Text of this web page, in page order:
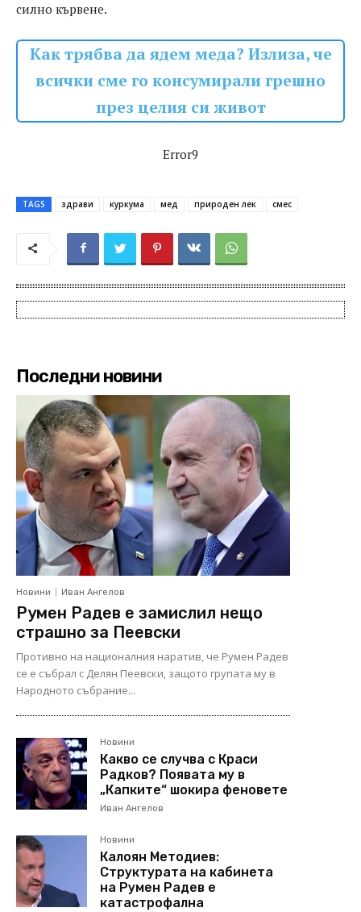
силно кървене.
Как трябва да ядем меда? Излиза, че
всички сме го консумирали грешно
през целия си живот
Error9
TAGS здрави куркума мед природен лек смес
Последни новини
Новини Иван Ангелов
Румен Радев е замислил нещо
страшно за Пеевски
Противно на националния наратив, че Румен Радев
се е събрал с Делян Пеевски, защото групата му в
Народното събрание...
Новини
Какво се случва с Краси
Радков? Появата му в
„Капките“ шокира феновете
Иван Ангелов
Новини
Калоян Методиев:
Структурата на кабинета
на Румен Радев е
катастрофална